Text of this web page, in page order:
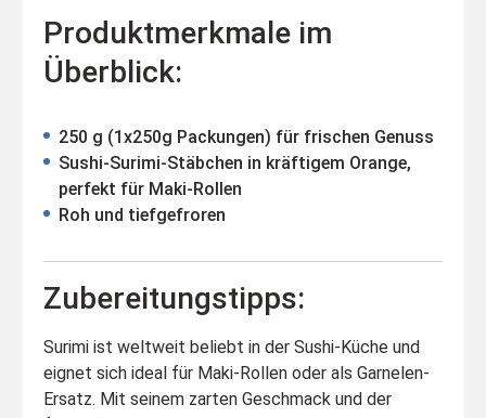
Produktmerkmale im
Überblick:
250 g (1x250g Packungen) für frischen Genuss
Sushi-Surimi-Stäbchen in kräftigem Orange,
perfekt für Maki-Rollen
Roh und tiefgefroren
Zubereitungstipps:
Surimi ist weltweit beliebt in der Sushi-Küche und
eignet sich ideal für Maki-Rollen oder als Garnelen-
Ersatz. Mit seinem zarten Geschmack und der